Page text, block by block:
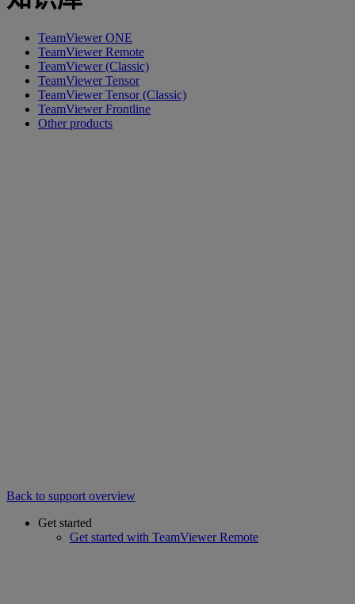
TeamViewer ONE
TeamViewer Remote
TeamViewer (Classic)
TeamViewer Tensor
TeamViewer Tensor (Classic)
TeamViewer Frontline
Other products
Back to support overview
Get started
Get started with TeamViewer Remote